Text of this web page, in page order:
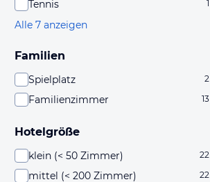
Tennis 1
Alle 7 anzeigen
Familien
Spielplatz 2
Familienzimmer 13
Hotelgröße
klein (< 50 Zimmer) 22
mittel (< 200 Zimmer) 22